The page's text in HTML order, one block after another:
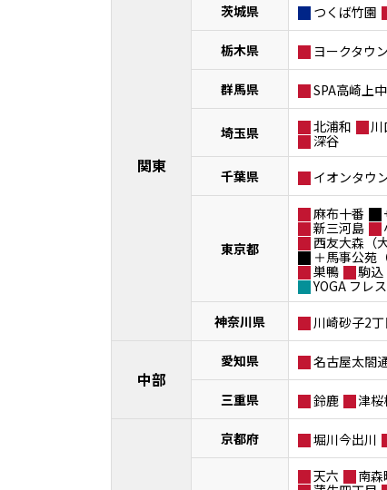
関東
茨城県 つくば竹園
栃木県 ヨークタウ
群馬県 SPA高崎上
埼玉県 北浦和 川
深谷
千葉県
イオンタウ
東京都
麻布十番
新三河島
西友大森（
＋馬事公苑
巣鴨
駒込
YOGA フレ
神奈川県
川崎砂子2丁
中部
愛知県 名古屋太閤
三重県 鈴鹿 津桜
京都府 堀川今出川
天六 南森